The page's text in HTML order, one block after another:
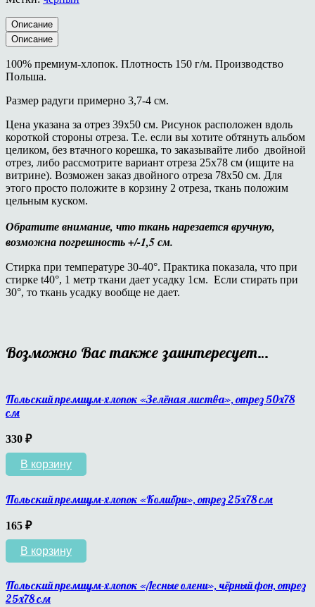
Описание
Описание
100% премиум-хлопок. Плотность 150 г/м. Производство
Польша.
Размер радуги примерно 3,7-4 см.
Цена указана за отрез 39х50 см. Рисунок расположен вдоль
короткой стороны отреза. Т.е. если вы хотите обтянуть альбом
целиком, без втачного корешка, то заказывайте либо двойной
отрез, либо рассмотрите вариант отреза 25х78 см (ищите на
витрине). Возможен заказ двойного отреза 78х50 см. Для
этого просто положите в корзину 2 отреза, ткань положим
цельным куском.
Обратите внимание, что ткань нарезается вручную,
возможна погрешность +/-1,5 см.
Стирка при температуре 30-40°. Практика показала, что при
стирке t40°, 1 метр ткани дает усадку 1см. Если стирать при
30°, то ткань усадку вообще не дает.
Возможно Вас также заинтересует…
Польский премиум-хлопок «Зелёная листва», отрез 50х78
см
330 ₽
В корзину
Польский премиум-хлопок «Колибри», отрез 25х78 см
165 ₽
В корзину
Польский премиум-хлопок «Лесные олени», чёрный фон, отрез
25х78 см